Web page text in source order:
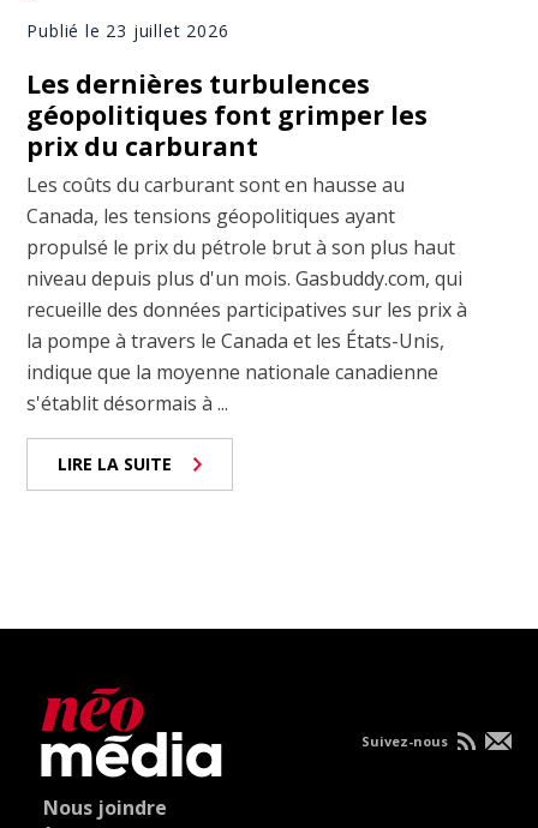
Publié le 23 juillet 2026
Les dernières turbulences
géopolitiques font grimper les
prix du carburant
Les coûts du carburant sont en hausse au
Canada, les tensions géopolitiques ayant
propulsé le prix du pétrole brut à son plus haut
niveau depuis plus d'un mois. Gasbuddy.com, qui
recueille des données participatives sur les prix à
la pompe à travers le Canada et les États-Unis,
indique que la moyenne nationale canadienne
s'établit désormais à ...
LIRE LA SUITE
Nous joindre
Suivez-nous